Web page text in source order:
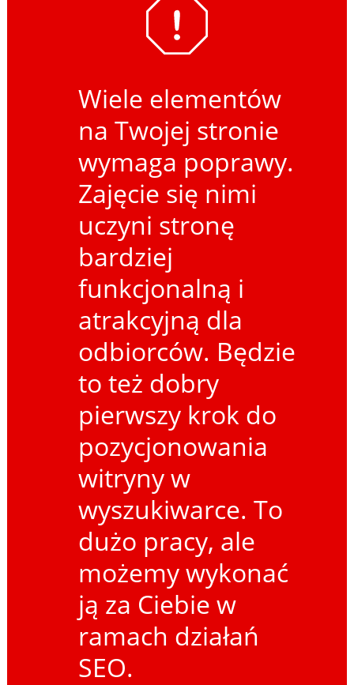
Wiele elementów
na Twojej stronie
wymaga poprawy.
Zajęcie się nimi
uczyni stronę
bardziej
funkcjonalną i
atrakcyjną dla
odbiorców. Będzie
to też dobry
pierwszy krok do
pozycjonowania
witryny w
wyszukiwarce. To
dużo pracy, ale
możemy wykonać
ją za Ciebie w
ramach działań
SEO.